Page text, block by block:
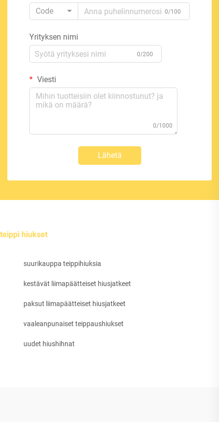
Code
0/100
Yrityksen nimi
0/200
Viesti
0/1000
Lähetä
teippi hiukset
suurikauppa teippihiuksia
kestävät liimapäätteiset hiusjatkeet
paksut liimapäätteiset hiusjatkeet
vaaleanpunaiset teippaushiukset
uudet hiushihnat